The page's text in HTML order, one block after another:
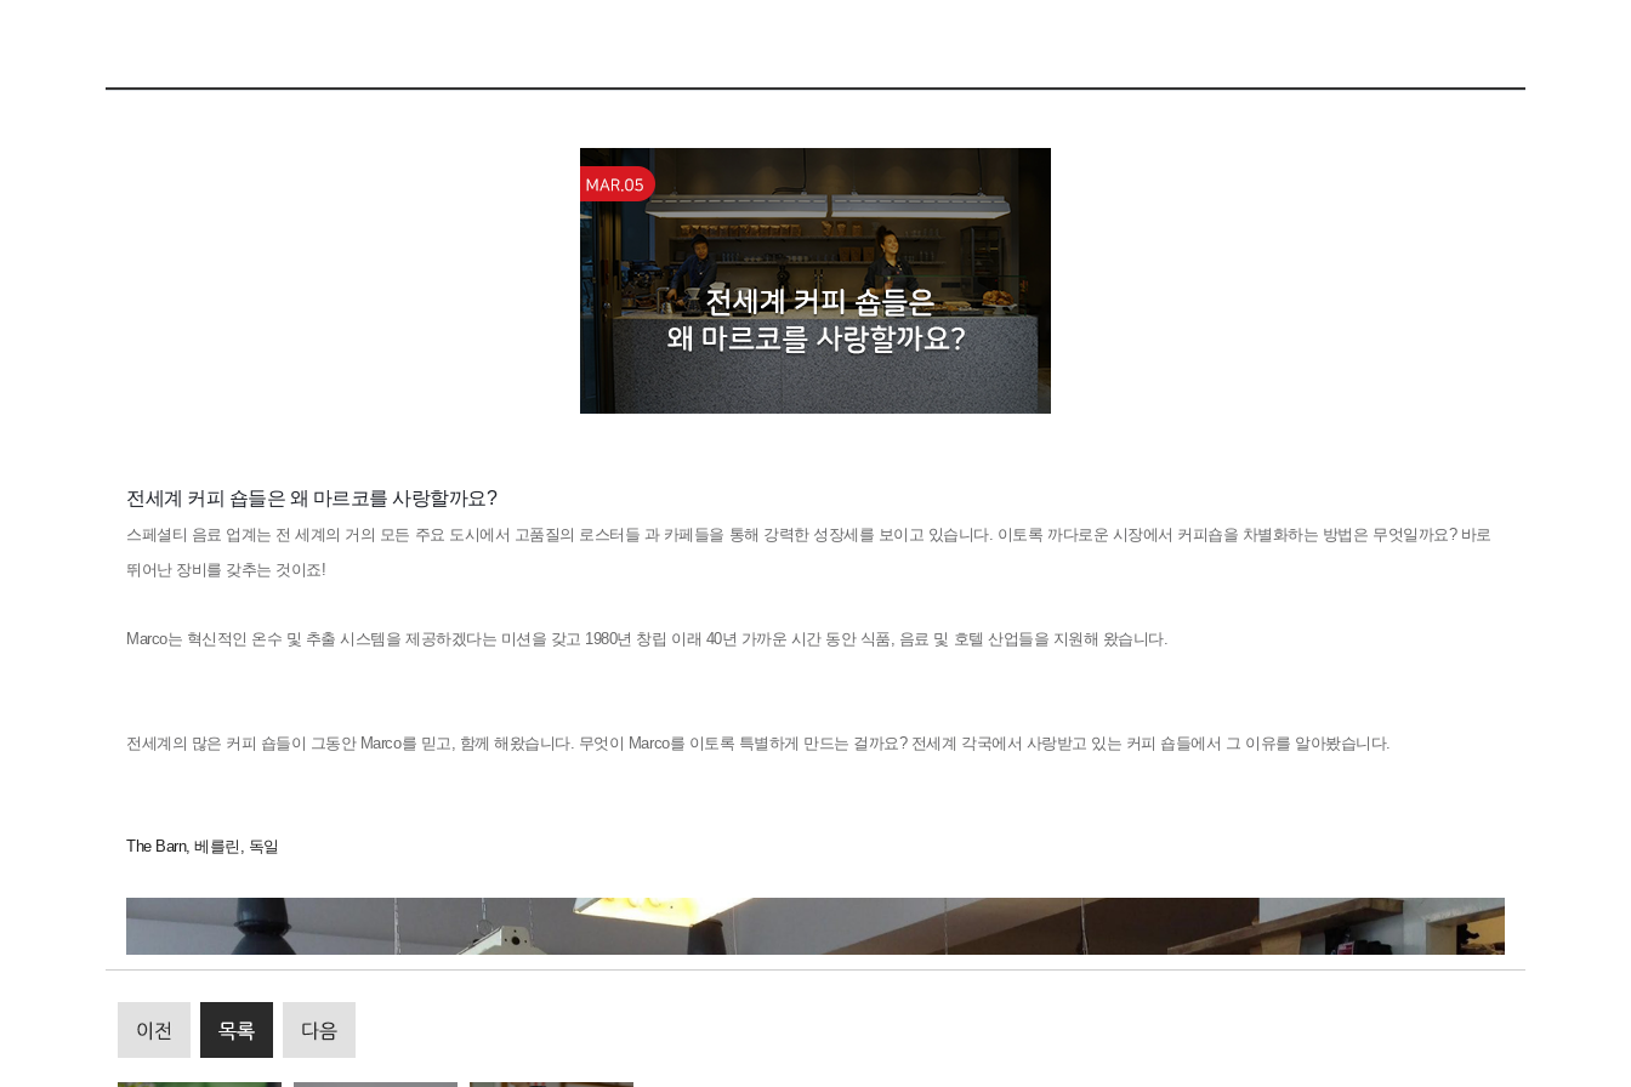
전세계 커피 숍들은 왜 마르코를 사랑할까요?
스페셜티 음료 업계는 전 세계의 거의 모든 주요 도시에서 고품질의 로스터들 과 카페들을 통해 강력한 성장세를 보이고 있습니다. 이토록 까다로운 시장에서 커피숍을 차별화하는 방법은 무엇일까요? 바로
뛰어난 장비를 갖추는 것이죠!
Marco는 혁신적인 온수 및 추출 시스템을 제공하겠다는 미션을 갖고 1980년 창립 이래 40년 가까운 시간 동안 식품, 음료 및 호텔 산업들을 지원해 왔습니다.
전세계의 많은 커피 숍들이 그동안Marco를 믿고, 함께 해왔습니다. 무엇이 Marco를 이토록 특별하게 만드는 걸까요? 전세계 각국에서 사랑받고 있는 커피 숍들에서 그 이유를 알아봤습니다.
The Barn,베를린 , 독일